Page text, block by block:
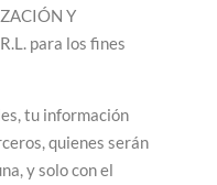
Y
para los fines
tu información
quienes serán
y solo con el